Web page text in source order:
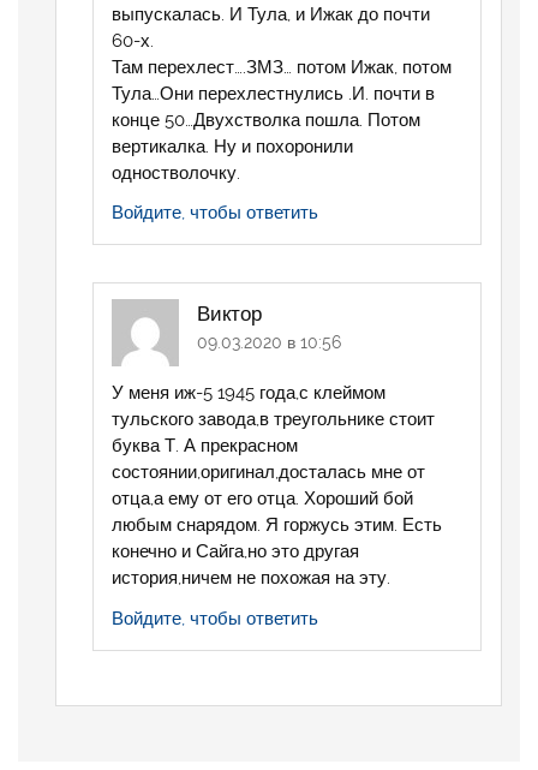
выпускалась. И Тула, и Ижак до почти
60-х.
Там перехлест….ЗМЗ… потом Ижак, потом
Тула…Они перехлестнулись .И. почти в
конце 50…Двухстволка пошла. Потом
вертикалка. Ну и похоронили
одностволочку.
Войдите, чтобы ответить
Виктор
09.03.2020 в 10:56
У меня иж-5 1945 года,с клеймом
тульского завода,в треугольнике стоит
буква Т. А прекрасном
состоянии,оригинал,досталась мне от
отца,а ему от его отца. Хороший бой
любым снарядом. Я горжусь этим. Есть
конечно и Сайга,но это другая
история,ничем не похожая на эту.
Войдите, чтобы ответить